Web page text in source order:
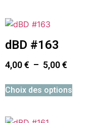
dBD #163
4,00€ – 5,00€
Choix des options